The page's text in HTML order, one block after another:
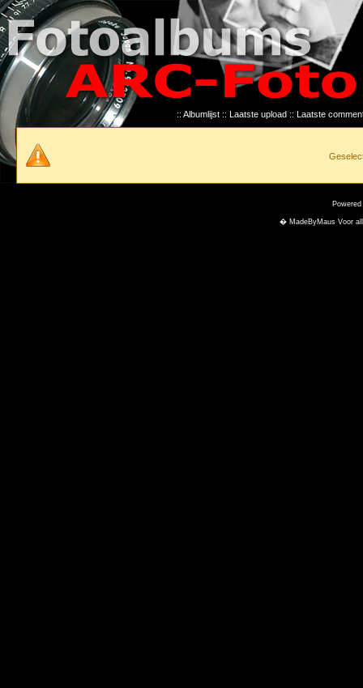
:: Albumlijst:: Laatste upload:: Laatste
� MadeByMaus Voor